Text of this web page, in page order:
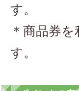
す。
＊商品券
す。